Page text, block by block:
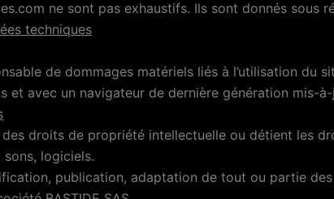
ne sont pas exhaustifs. Ils sont donnés sous
techniques
de dommages matériels liés à l’utilisation du
et avec un navigateur de dernière génération mis-
droits de propriété intellectuelle ou détient les
logiciels.
publication, adaptation de tout ou partie